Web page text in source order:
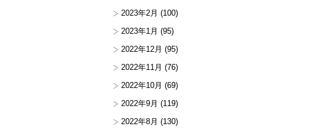
2023年2月 (100)
2023年1月 (95)
2022年12月 (95)
2022年11月 (76)
2022年10月 (69)
2022年9月 (119)
2022年8月 (130)